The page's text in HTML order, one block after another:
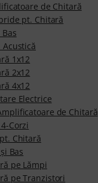
de Chitară
pt. Chitară
1x12
2x12
4x12
Electrice
de Chitară
Corzi
Chitară
Bas
pe Lămpi
pe Tranzistori